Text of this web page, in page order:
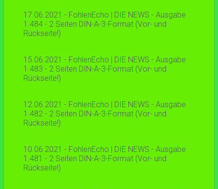
17.06.2021 - FohlenEcho | DIE NEWS - Ausgabe
1.484 - 2 Seiten DIN-A-3-Format (Vor- und
Rückseite!)
15.06.2021 - FohlenEcho | DIE NEWS - Ausgabe
1.483 - 2 Seiten DIN-A-3-Format (Vor- und
Rückseite!)
12.06.2021 - FohlenEcho | DIE NEWS - Ausgabe
1.482 - 2 Seiten DIN-A-3-Format (Vor- und
Rückseite!)
10.06.2021 - FohlenEcho | DIE NEWS - Ausgabe
1.481 - 2 Seiten DIN-A-3-Format (Vor- und
Rückseite!)